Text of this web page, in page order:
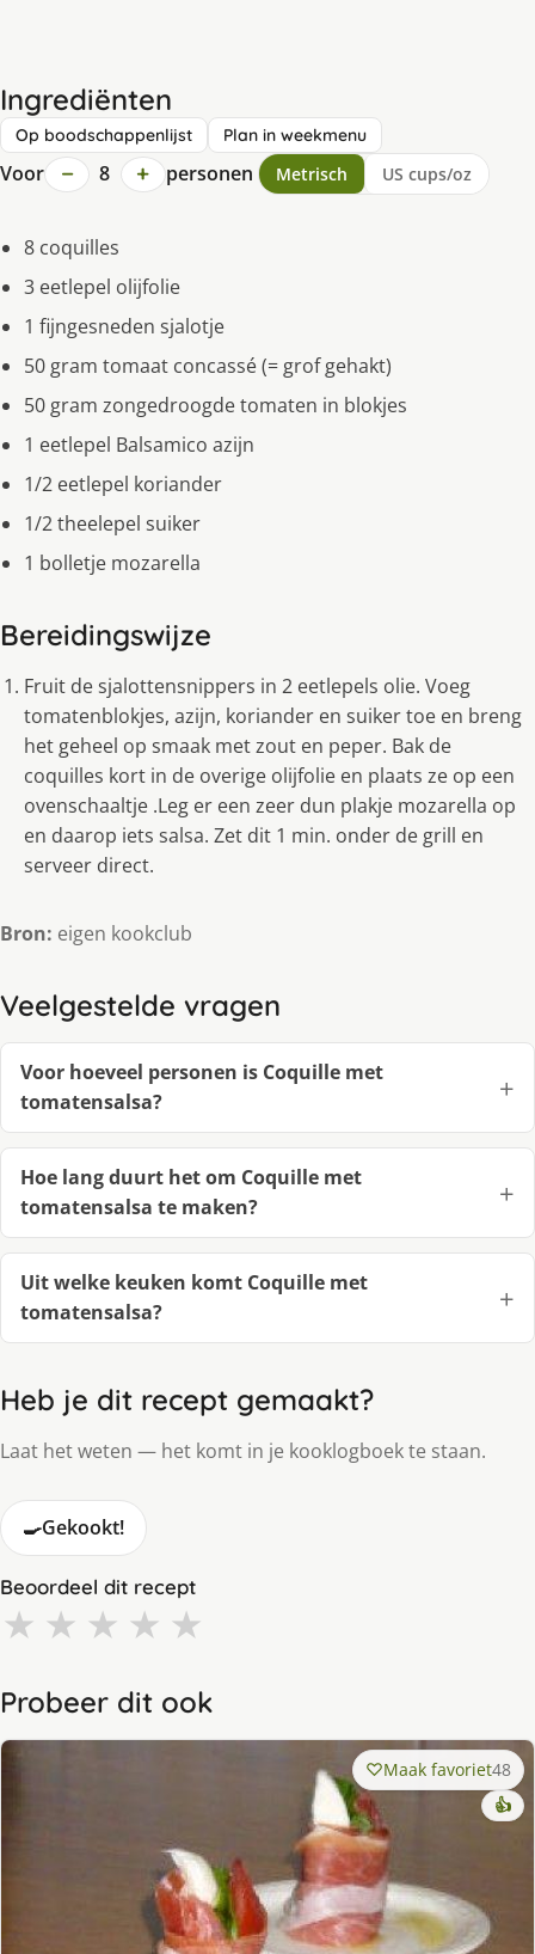
Ingrediënten
Op boodschappenlijst Plan in weekmenu
Voor − 8 + personen Metrisch US cups/oz
8 coquilles
3 eetlepel olijfolie
1 fijngesneden sjalotje
50 gram tomaat concassé (= grof gehakt)
50 gram zongedroogde tomaten in blokjes
1 eetlepel Balsamico azijn
1/2 eetlepel koriander
1/2 theelepel suiker
1 bolletje mozarella
Bereidingswijze
Fruit de sjalottensnippers in 2 eetlepels olie. Voeg
tomatenblokjes, azijn, koriander en suiker toe en breng
het geheel op smaak met zout en peper. Bak de
coquilles kort in de overige olijfolie en plaats ze op een
ovenschaaltje .Leg er een zeer dun plakje mozarella op
en daarop iets salsa. Zet dit 1 min. onder de grill en
serveer direct.
Bron: eigen kookclub
Veelgestelde vragen
Voor hoeveel personen is Coquille met
tomatensalsa?
Hoe lang duurt het om Coquille met
tomatensalsa te maken?
Uit welke keuken komt Coquille met
tomatensalsa?
Heb je dit recept gemaakt?
Laat het weten — het komt in je kooklogboek te staan.
🍳Gekookt!
Beoordeel dit recept
★ ★ ★ ★ ★
Probeer dit ook
Maak favoriet48
👍